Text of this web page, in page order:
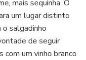
mais sequinha. O
um lugar distinto
salgadinho
de seguir
um vinho branco